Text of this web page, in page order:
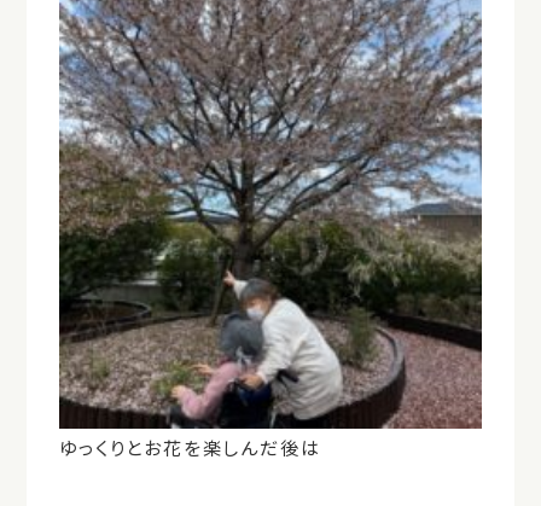
ゆっくりとお花を楽しんだ後は